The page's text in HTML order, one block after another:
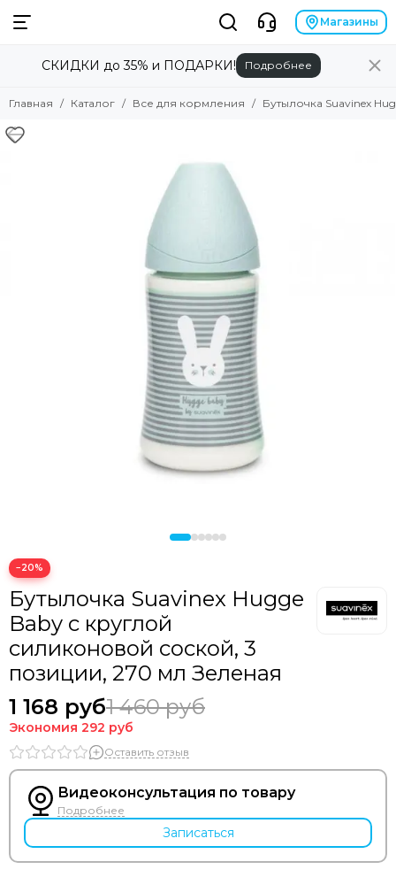
Магазины
СКИДКИ до 35% и ПОДАРКИ! Подробнее
Главная Каталог Все для кормления Бутылочка Suavinex
−20%
Бутылочка Suavinex Hugge
Baby с круглой
силиконовой соской, 3
позиции, 270 мл Зеленая
1 168 руб1 460 руб
Экономия 292 руб
Оставить отзыв
Видеоконсультация по товару
Подробнее
Записаться